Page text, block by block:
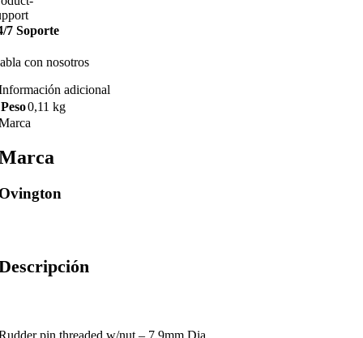
7 Soporte
con nosotros
adicional
Peso0,11 kg
pin threaded w/nut – 7.9mm Dia